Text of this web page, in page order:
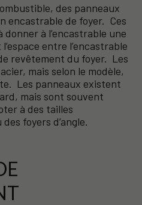
des panneaux
encastrable de foyer. Ces
à l’encastrable une
entre l’encastrable
revêtement du foyer. Les
mais selon le modèle,
Les panneaux existent
mais sont souvent
à des tailles
foyers d’angle.